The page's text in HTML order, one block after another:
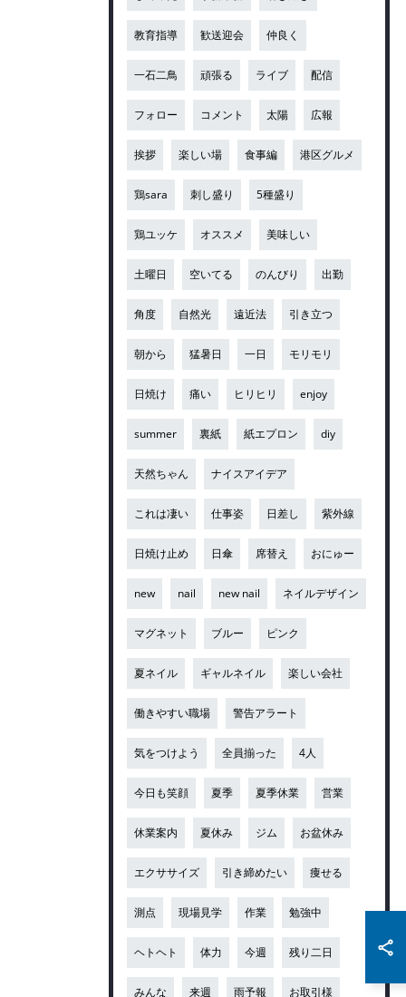
教育指導 歓送迎会 仲良く
一石二鳥 頑張る ライブ 配信
フォロー コメント 太陽 広報
挨拶 楽しい場 食事編 港区グルメ
鶏sara 刺し盛り 5種盛り
鶏ユッケ オススメ 美味しい
土曜日 空いてる のんびり 出勤
角度 自然光 遠近法 引き立つ
朝から 猛暑日 一日 モリモリ
日焼け 痛い ヒリヒリ enjoy
summer 裏紙 紙エプロン diy
天然ちゃん ナイスアイデア
これは凄い 仕事姿 日差し 紫外線
日焼け止め 日傘 席替え おにゅー
new nail new nail ネイルデザイン
マグネット ブルー ピンク
夏ネイル ギャルネイル 楽しい会社
働きやすい職場 警告アラート
気をつけよう 全員揃った 4人
今日も笑顔 夏季 夏季休業 営業
休業案内 夏休み ジム お盆休み
エクササイズ 引き締めたい 痩せる
測点 現場見学 作業 勉強中
ヘトヘト 体力 今週 残り二日
みんな 来週 雨予報 お取引様